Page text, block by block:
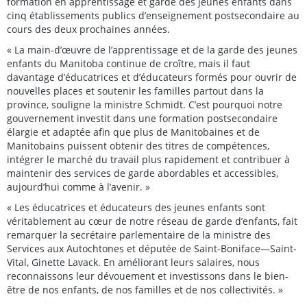
cinq établissements publics d’enseignement postsecondaire au
cours des deux prochaines années.
« La main-d’œuvre de l’apprentissage et de la garde des jeunes
enfants du Manitoba continue de croître, mais il faut
davantage d’éducatrices et d’éducateurs formés pour ouvrir de
nouvelles places et soutenir les familles partout dans la
province, souligne la ministre Schmidt. C’est pourquoi notre
gouvernement investit dans une formation postsecondaire
élargie et adaptée afin que plus de Manitobaines et de
Manitobains puissent obtenir des titres de compétences,
intégrer le marché du travail plus rapidement et contribuer à
maintenir des services de garde abordables et accessibles,
aujourd’hui comme à l’avenir. »
« Les éducatrices et éducateurs des jeunes enfants sont
véritablement au cœur de notre réseau de garde d’enfants, fait
remarquer la secrétaire parlementaire de la ministre des
Services aux Autochtones et députée de Saint-Boniface—Saint-
Vital, Ginette Lavack. En améliorant leurs salaires, nous
reconnaissons leur dévouement et investissons dans le bien-
être de nos enfants, de nos familles et de nos collectivités. »